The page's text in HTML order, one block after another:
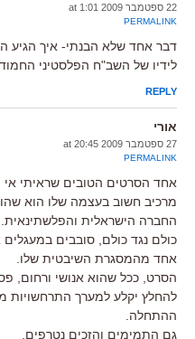
22 ספטמבר 2009 at 1:01
PERMALINK
דבר אחד שלא הבנתי- איך הגיע
לידיו של השב"ח הפלסטיני
REPLY
אורי
27 ספטמבר 2009 at 20:45
PERMALINK
אחד הסרטים הטובים שראיתי אי
מרכיב חשוב בעצמה שלו הוא
החברה הישראלית והפלשתינאית.
כולם נגד כולם, סובבים
אחד מהמסגרת השיבטית שלו.
הסרט, ככל שהוא אנושי ורחום,
להחלץ יקלע למערך התרחשויות
ההתחלה.
גם התמימים והזכים נטרפים.